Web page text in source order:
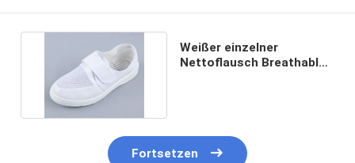
Weißer einzelner
Nettoflausch Breathable
Fortsetzen